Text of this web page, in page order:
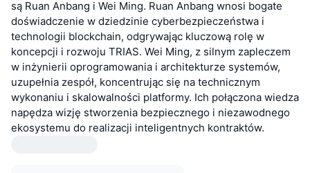
są Ruan Anbang i Wei Ming. Ruan Anbang wnosi bogate
doświadczenie w dziedzinie cyberbezpieczeństwa i
technologii blockchain, odgrywając kluczową rolę w
koncepcji i rozwoju TRIAS. Wei Ming, z silnym zapleczem
w inżynierii oprogramowania i architekturze systemów,
uzupełnia zespół, koncentrując się na technicznym
wykonaniu i skalowalności platformy. Ich połączona wiedza
napędza wizję stworzenia bezpiecznego i niezawodnego
ekosystemu do realizacji inteligentnych kontraktów.